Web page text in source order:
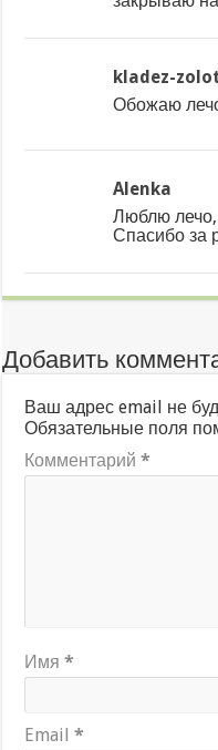
kladez-
Обожаю
Alenka
Люблю лечо,
Спасибо за
Добавить
Ваш адрес email не
Обязательные поля
Комментарий*
Имя*
Email*